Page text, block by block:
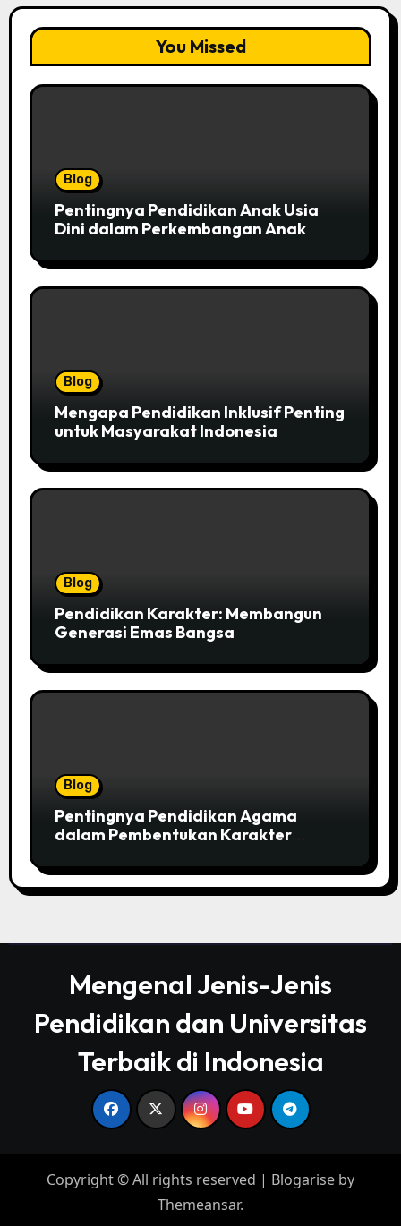
You Missed
Blog
Pentingnya Pendidikan Anak Usia
Dini dalam Perkembangan Anak
Blog
Mengapa Pendidikan Inklusif Penting
untuk Masyarakat Indonesia
Blog
Pendidikan Karakter: Membangun
Generasi Emas Bangsa
Blog
Pentingnya Pendidikan Agama
dalam Pembentukan Karakter
Mengenal Jenis-Jenis
Pendidikan dan Universitas
Terbaik di Indonesia
Copyright © All rights reserved | Blogarise by
Themeansar.